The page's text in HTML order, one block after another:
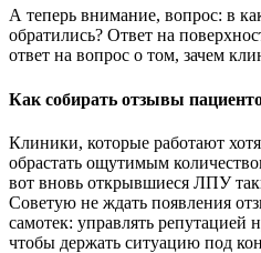
А теперь внимание, вопрос: в
обратились? Ответ на
ответ на вопрос о том, зачем
Как собирать отзывы
Клиники, которые работают
обрастать ощутимым
вот вновь открывшиеся ЛПУ
Советую не ждать появления
самотек: управлять репутацией
чтобы держать ситуацию под